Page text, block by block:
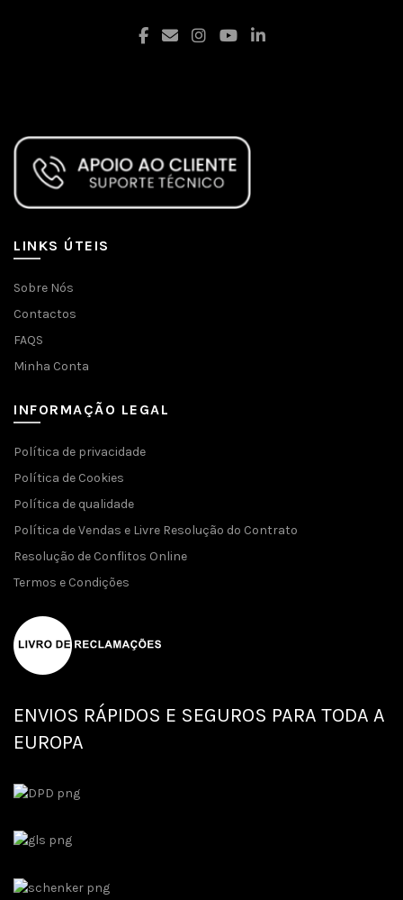
LINKS ÚTEIS
Sobre Nós
Contactos
FAQS
Minha Conta
INFORMAÇÃO LEGAL
Política de privacidade
Política de Cookies
Política de qualidade
Política de Vendas e Livre Resolução do Contrato
Resolução de Conflitos Online
Termos e Condições
ENVIOS RÁPIDOS E SEGUROS PARA TODA A
EUROPA